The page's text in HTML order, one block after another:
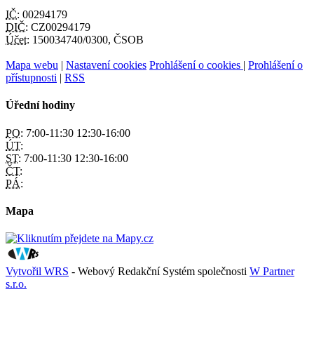
IČ: 00294179
DIČ: CZ00294179
Účet: 150034740/0300, ČSOB
Mapa webu | Nastavení cookies Prohlášení o cookies | Prohlášení o
přístupnosti | RSS
Úřední hodiny
PO: 7:00-11:30 12:30-16:00
ÚT:
ST: 7:00-11:30 12:30-16:00
ČT:
PÁ:
Mapa
Vytvořil WRS - Webový Redakční Systém společnosti W Partner
s.r.o.